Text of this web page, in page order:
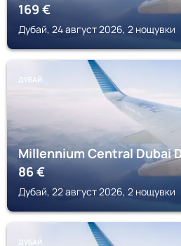
169€
Дубай, 24 август 2026, 2 нощувки
ДУБАЙ
Millennium Central Dubai
86€
Дубай, 22 август 2026, 2 нощувки
ДУБАЙ